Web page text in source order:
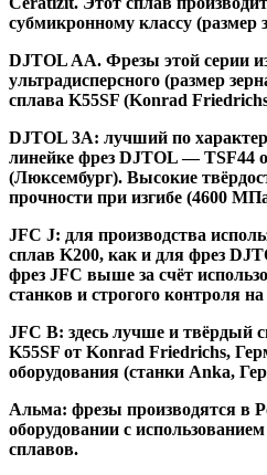
субмикронному классу (размер
DJTOL AA. Фрезы этой серии
ультрадисперсного (размер
сплава K55SF (Konrad
DJTOL 3A: лучший по
линейке фрез DJTOL — TSF44
(Люксембург). Высокие
прочности при изгибе (4600
JFC J: для производства
сплав K200, как и для фрез
фрез JFC выше за счёт
станков и строгого контроля
JFC B: здесь лучше и твёрдый
K55SF от Konrad Friedrichs,
оборудования (станки Anka,
Альма: фрезы производятся в
оборудовании с
сплавов.